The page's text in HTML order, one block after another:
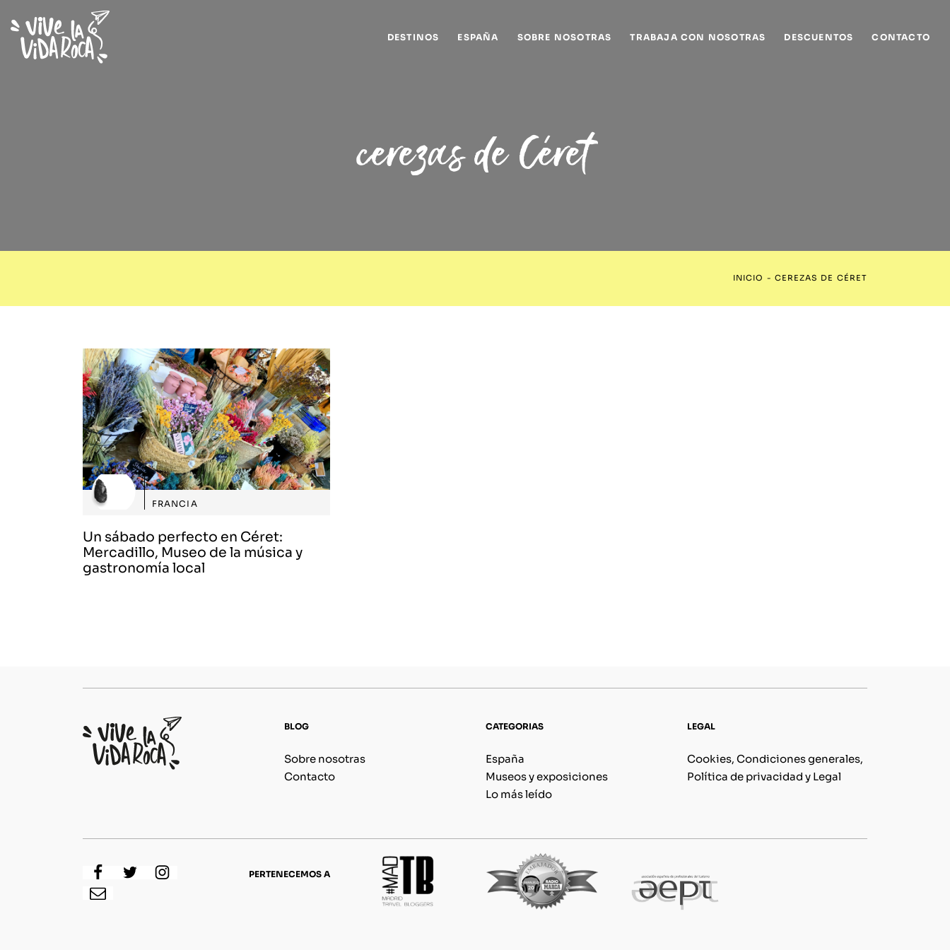
DESTINOS ESPAÑA SOBRE NOSOTRAS TRABAJA CON NOSOTRAS DESCUENTOS CONTACTO
cerezas de Céret
INICIO - CEREZAS DE CÉRET
FRANCIA
Un sábado perfecto en Céret:
Mercadillo, Museo de la música y
gastronomía local
BLOG
Sobre nosotras
Contacto
CATEGORIAS
España
Museos y exposiciones
Lo más leído
LEGAL
Cookies, Condiciones generales,
Política de privacidad y Legal
PERTENECEMOS A